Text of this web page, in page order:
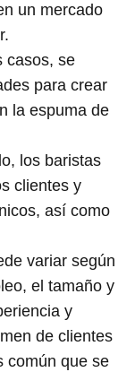
un mercado
casos, se
para crear
la espuma de
los baristas
clientes y
así como
variar según
el tamaño y
y
de clientes
común que se